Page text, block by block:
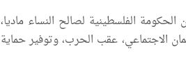
الفلسطينية لصالح النساء ماديا،
الاجتماعي، عقب الحرب، وتوفير حماية